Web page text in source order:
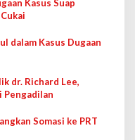
Kasus Suap
dalam Kasus Dugaan
dr. Richard Lee,
Pengadilan
Somasi ke PRT